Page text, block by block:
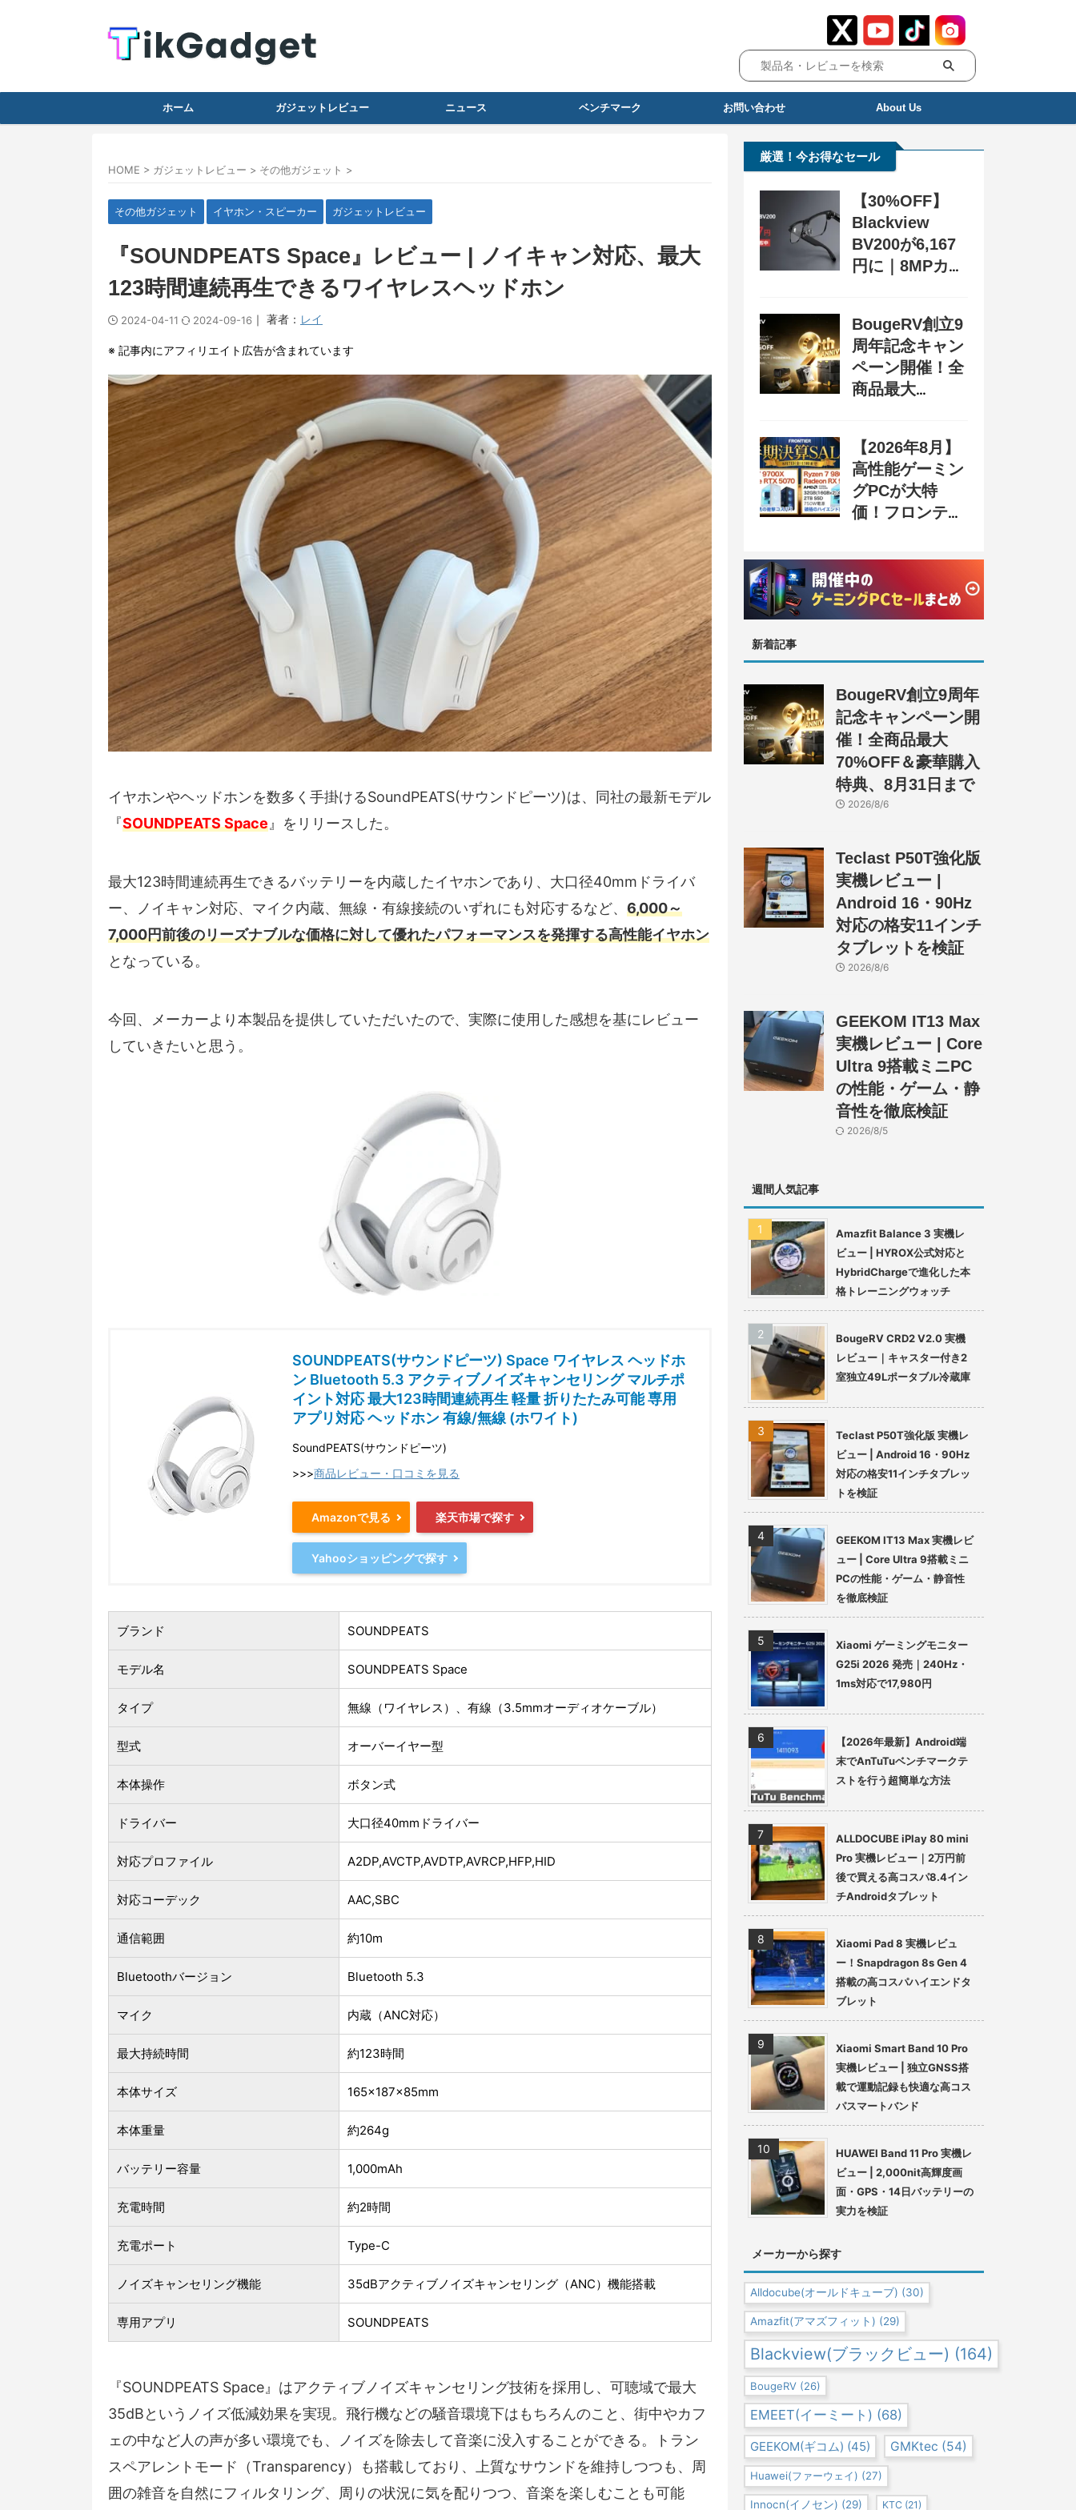
ホーム ガジェットレビュー ニュース ベンチマーク お問い合わせ About Us
HOME > ガジェットレビュー > その他ガジェット >
その他ガジェット イヤホン・スピーカー ガジェットレビュー
『SOUNDPEATS Space』レビュー | ノイキャン対応、最大
123時間連続再生できるワイヤレスヘッドホン
2024-04-11 2024-09-16 ｜ 著者： レイ
※ 記事内にアフィリエイト広告が含まれています
イヤホンやヘッドホンを数多く手掛けるSoundPEATS(サウンドピーツ)は、同社の最新モデル
『SOUNDPEATS Space』をリリースした。
最大123時間連続再生できるバッテリーを内蔵したイヤホンであり、大口径40mmドライバ
ー、ノイキャン対応、マイク内蔵、無線・有線接続のいずれにも対応するなど、 6,000～
7,000円前後のリーズナブルな価格に対して優れたパフォーマンスを発揮する高性能イヤホン
となっている。
今回、メーカーより本製品を提供していただいたので、実際に使用した感想を基にレビュー
していきたいと思う。
SOUNDPEATS(サウンドピーツ) Space ワイヤレス ヘッドホ
ン Bluetooth 5.3 アクティブノイズキャンセリング マルチポ
イント対応 最大123時間連続再生 軽量 折りたたみ可能 専用
アプリ対応 ヘッドホン 有線/無線 (ホワイト)
SoundPEATS(サウンドピーツ)
>>>商品レビュー・口コミを見る
Amazonで見る 楽天市場で探す
Yahooショッピングで探す
ブランド SOUNDPEATS
モデル名 SOUNDPEATS Space
タイプ 無線（ワイヤレス）、有線（3.5mmオーディオケーブル）
型式 オーバーイヤー型
本体操作 ボタン式
ドライバー 大口径40mmドライバー
対応プロファイル A2DP,AVCTP,AVDTP,AVRCP,HFP,HID
対応コーデック AAC,SBC
通信範囲 約10m
Bluetoothバージョン Bluetooth 5.3
マイク 内蔵（ANC対応）
最大持続時間 約123時間
本体サイズ 165×187×85mm
本体重量 約264g
バッテリー容量 1,000mAh
充電時間 約2時間
充電ポート Type-C
ノイズキャンセリング機能 35dBアクティブノイズキャンセリング（ANC）機能搭載
専用アプリ SOUNDPEATS
『SOUNDPEATS Space』はアクティブノイズキャンセリング技術を採用し、可聴域で最大
35dBというノイズ低減効果を実現。飛行機などの騒音環境下はもちろんのこと、街中やカフ
ェの中など人の声が多い環境でも、ノイズを除去して音楽に没入することができる。トラン
スペアレントモード（Transparency）も搭載しており、上質なサウンドを維持しつつも、周
囲の雑音を自然にフィルタリング、周りの状況に気を配りつつ、音楽を楽しむことも可能
厳選！今お得なセール
【30%OFF】
Blackview
BV200が6,167
円に｜8MPカメ
ン配布中
BougeRV創立9
周年記念キャン
ペーン開催！全
商品最大
31日まで
【2026年8月】
高性能ゲーミン
グPCが大特
価！フロンティ
SALE』開催、
セール情報まと
め
新着記事
BougeRV創立9周年
記念キャンペーン開
催！全商品最大
70%OFF＆豪華購入
特典、8月31日まで
2026/8/6
Teclast P50T強化版
実機レビュー |
Android 16・90Hz
対応の格安11インチ
タブレットを検証
2026/8/6
GEEKOM IT13 Max
実機レビュー | Core
Ultra 9搭載ミニPC
の性能・ゲーム・静
音性を徹底検証
2026/8/5
週間人気記事
Amazfit Balance 3 実機レ
ビュー | HYROX公式対応と
HybridChargeで進化した本
格トレーニングウォッチ
BougeRV CRD2 V2.0 実機
レビュー｜キャスター付き2
室独立49Lポータブル冷蔵庫
Teclast P50T強化版 実機レ
ビュー | Android 16・90Hz
対応の格安11インチタブレッ
トを検証
GEEKOM IT13 Max 実機レビ
ュー | Core Ultra 9搭載ミニ
PCの性能・ゲーム・静音性
を徹底検証
Xiaomi ゲーミングモニター
G25i 2026 発売｜240Hz・
1ms対応で17,980円
【2026年最新】Android端
末でAnTuTuベンチマークテ
ストを行う超簡単な方法
ALLDOCUBE iPlay 80 mini
Pro 実機レビュー｜2万円前
後で買える高コスパ8.4イン
チAndroidタブレット
Xiaomi Pad 8 実機レビュ
ー！Snapdragon 8s Gen 4
搭載の高コスパハイエンドタ
ブレット
Xiaomi Smart Band 10 Pro
実機レビュー | 独立GNSS搭
載で運動記録も快適な高コス
パスマートバンド
HUAWEI Band 11 Pro 実機レ
ビュー | 2,000nit高輝度画
面・GPS・14日バッテリーの
実力を検証
メーカーから探す
Alldocube(オールドキューブ) (30)
Amazfit(アマズフィット) (29)
Blackview(ブラックビュー) (164)
BougeRV (26)
EMEET(イーミート) (68)
GEEKOM(ギコム) (45) GMKtec (54)
Huawei(ファーウェイ) (27)
Innocn(イノセン) (29) KTC (21)